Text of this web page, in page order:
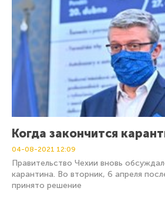
Когда закончится
04-08-2021 12:09
Правительство Чехии вновь
карантина. Во вторник, 6 апреля
принято решение